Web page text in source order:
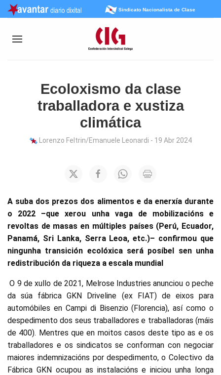
Sindicato Nacionalista de Clase
Ecoloxismo da clase
traballadora e xustiza
climática
Lorenzo Feltrin/Emanuele Leonardi - 19 Abr 2024
A suba dos prezos dos alimentos e da enerxía durante
o 2022 –que xerou unha vaga de mobilizacións e
revoltas de masas en múltiples países (Perú, Ecuador,
Panamá, Sri Lanka, Serra Leoa, etc.)– confirmou que
ningunha transición ecolóxica será posíbel sen unha
redistribución da riqueza a escala mundial
O 9 de xullo de 2021, Melrose Industries anunciou o peche
da súa fábrica GKN Driveline (ex FIAT) de eixos para
automóbiles en Campi di Bisenzio (Florencia), así como o
despedimento dos seus traballadores e traballadoras (máis
de 400). Mentres que en moitos casos deste tipo as e os
traballadores e os sindicatos se conforman con negociar
maiores indemnizacións por despedimento, o Colectivo da
Fábrica GKN ocupou as instalacións e iniciou unha longa